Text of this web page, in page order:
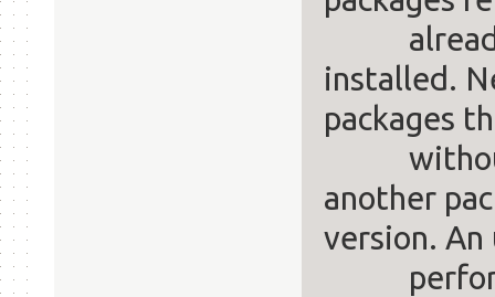
already
installed.
packages
without
another
version.